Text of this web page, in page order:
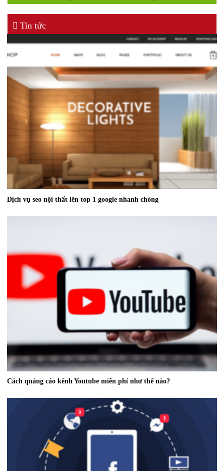
Tin tức
Dịch vụ seo nội thất lên top 1 google nhanh chóng
Cách quảng cáo kênh Youtube miễn phí như thế nào?